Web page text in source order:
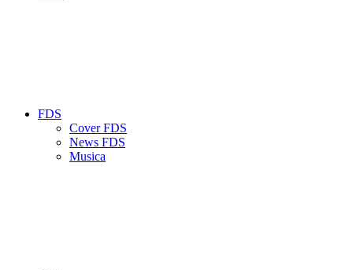
FDS
Cover FDS
News FDS
Musica